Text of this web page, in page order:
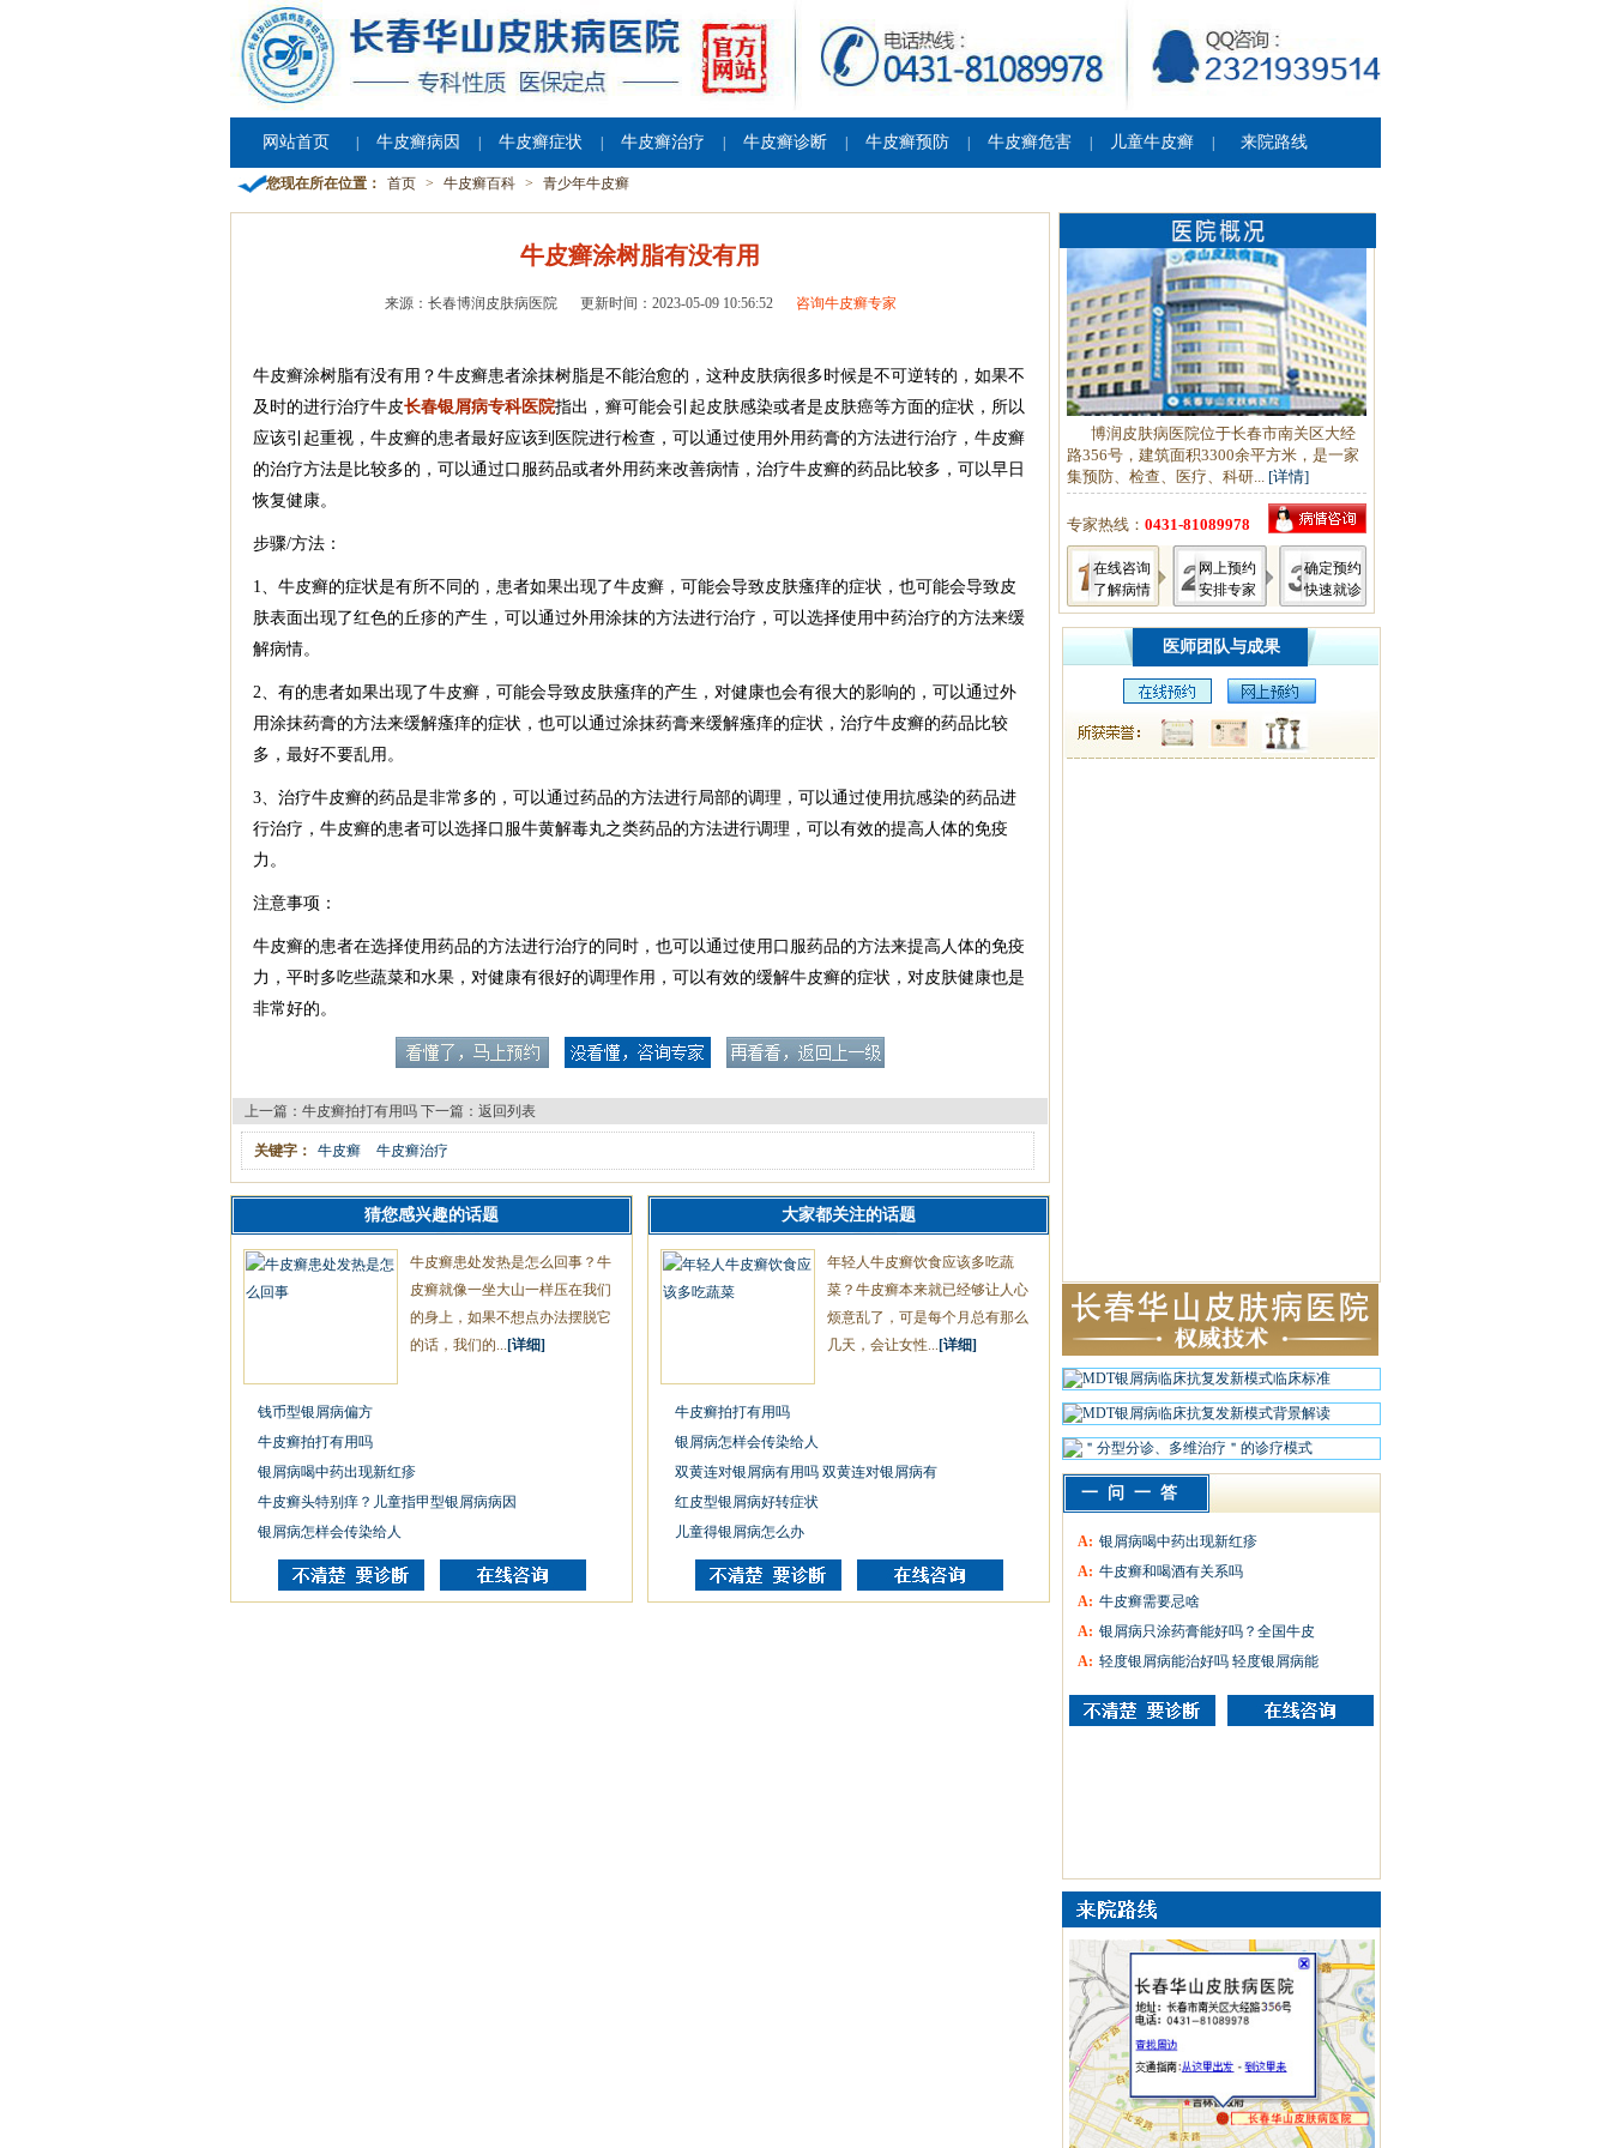
网站首页 牛皮癣病因 牛皮癣症状 牛皮癣治疗 牛皮癣诊断 牛皮癣预防 牛皮癣危害 儿童牛皮癣 来院路线
您现在所在位置： 首页 > 牛皮癣百科 > 青少年牛皮癣
牛皮癣涂树脂有没有用
来源：长春博润皮肤病医院 更新时间：2023-05-09 10:56:52 咨询牛皮癣专家
牛皮癣涂树脂有没有用？牛皮癣患者涂抹树脂是不能治愈的，这种皮肤病很多时候是不可逆转的，如果不
及时的进行治疗牛皮长春银屑病专科医院指出，癣可能会引起皮肤感染或者是皮肤癌等方面的症状，所以
应该引起重视，牛皮癣的患者最好应该到医院进行检查，可以通过使用外用药膏的方法进行治疗，牛皮癣
的治疗方法是比较多的，可以通过口服药品或者外用药来改善病情，治疗牛皮癣的药品比较多，可以早日
恢复健康。
步骤/方法：
1、牛皮癣的症状是有所不同的，患者如果出现了牛皮癣，可能会导致皮肤瘙痒的症状，也可能会导致皮
肤表面出现了红色的丘疹的产生，可以通过外用涂抹的方法进行治疗，可以选择使用中药治疗的方法来缓
解病情。
2、有的患者如果出现了牛皮癣，可能会导致皮肤瘙痒的产生，对健康也会有很大的影响的，可以通过外
用涂抹药膏的方法来缓解瘙痒的症状，也可以通过涂抹药膏来缓解瘙痒的症状，治疗牛皮癣的药品比较
多，最好不要乱用。
3、治疗牛皮癣的药品是非常多的，可以通过药品的方法进行局部的调理，可以通过使用抗感染的药品进
行治疗，牛皮癣的患者可以选择口服牛黄解毒丸之类药品的方法进行调理，可以有效的提高人体的免疫
力。
注意事项：
牛皮癣的患者在选择使用药品的方法进行治疗的同时，也可以通过使用口服药品的方法来提高人体的免疫
力，平时多吃些蔬菜和水果，对健康有很好的调理作用，可以有效的缓解牛皮癣的症状，对皮肤健康也是
非常好的。
上一篇： 牛皮癣拍打有用吗 下一篇： 返回列表
关键字： 牛皮癣 牛皮癣治疗
猜您感兴趣的话题
牛皮癣患处发热是怎么回事？牛
皮癣就像一坐大山一样压在我们
的身上，如果不想点办法摆脱它
的话，我们的... [详细]
钱币型银屑病偏方
牛皮癣拍打有用吗
银屑病喝中药出现新红疹
牛皮癣头特别痒？儿童指甲型银屑病病因
银屑病怎样会传染给人
大家都关注的话题
年轻人牛皮癣饮食应该多吃蔬
菜？牛皮癣本来就已经够让人心
烦意乱了，可是每个月总有那么
几天，会让女性... [详细]
牛皮癣拍打有用吗
银屑病怎样会传染给人
双黄连对银屑病有用吗 双黄连对银屑病有
红皮型银屑病好转症状
儿童得银屑病怎么办
博润皮肤病医院位于长春市南关区大经
路356号，建筑面积3300余平方米，是一家
集预防、检查、医疗、科研... [详情]
专家热线： 0431-81089978
在线咨询
了解病情
网上预约
安排专家
确定预约
快速就诊
医师团队与成果
一问一答
A: 银屑病喝中药出现新红疹
A: 牛皮癣和喝酒有关系吗
A: 牛皮癣需要忌啥
A: 银屑病只涂药膏能好吗？全国牛皮
A: 轻度银屑病能治好吗 轻度银屑病能